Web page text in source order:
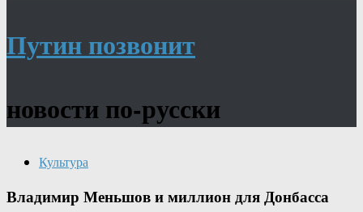
Путин позвонит
новости по-русски
Культура
Владимир Меньшов и миллион для Донбасса